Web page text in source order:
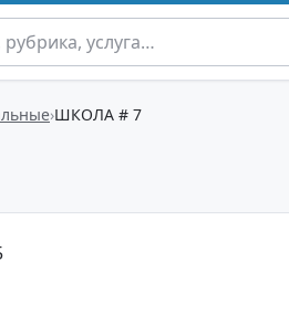
ШКОЛА # 7